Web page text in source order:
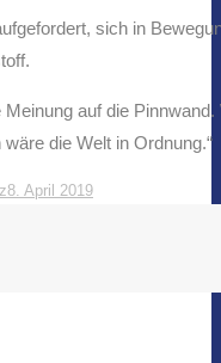
sich in
auf die
die Welt in Ordnung.“
8. April 2019